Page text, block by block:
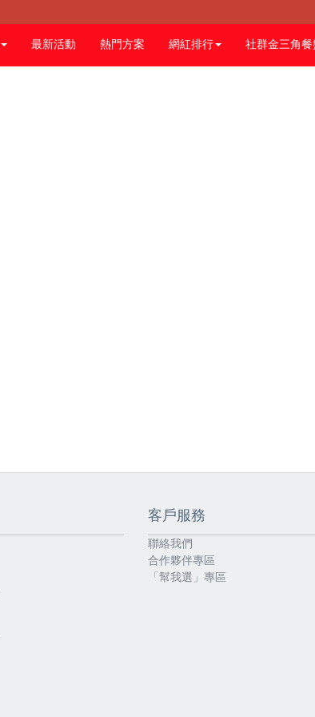
最新活動 熱門方案 網紅排行 社群金三角
客戶服務
聯絡我們
合作夥伴專區
「幫我選」專區